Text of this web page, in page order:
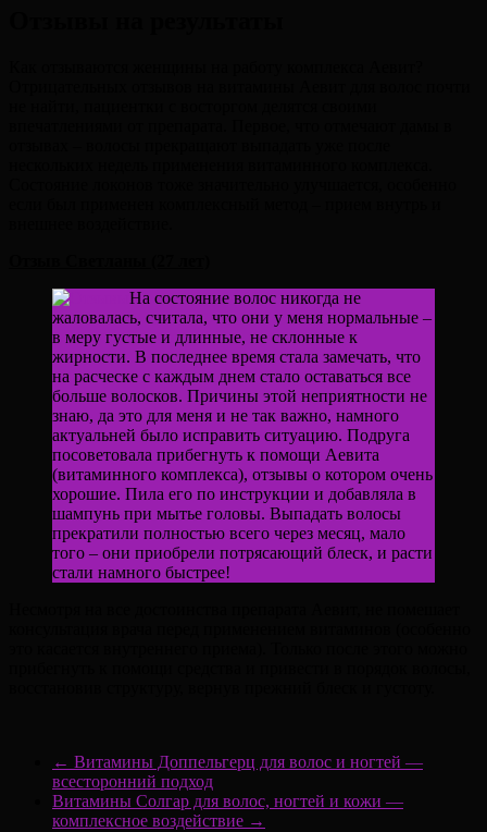
На состояние волос никогда не
жаловалась, считала, что они у меня нормальные –
в меру густые и длинные, не склонные к
жирности. В последнее время стала замечать, что
на расческе с каждым днем стало оставаться все
больше волосков. Причины этой неприятности не
знаю, да это для меня и не так важно, намного
актуальней было исправить ситуацию. Подруга
посоветовала прибегнуть к помощи Аевита
(витаминного комплекса), отзывы о котором очень
хорошие. Пила его по инструкции и добавляла в
шампунь при мытье головы. Выпадать волосы
прекратили полностью всего через месяц, мало
того – они приобрели потрясающий блеск, и расти
стали намного быстрее!
← Витамины Доппельгерц для волос и ногтей —
всесторонний подход
Витамины Солгар для волос, ногтей и кожи —
комплексное воздействие →